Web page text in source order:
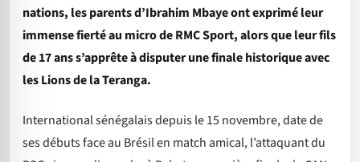
nations, les parents d’Ibrahim Mbaye ont exprimé leur
immense fierté au micro de RMC Sport, alors que leur fils
de 17 ans s’apprête à disputer une finale historique avec
les Lions de la Teranga.
International sénégalais depuis le 15 novembre, date de
ses débuts face au Brésil en match amical, l’attaquant du